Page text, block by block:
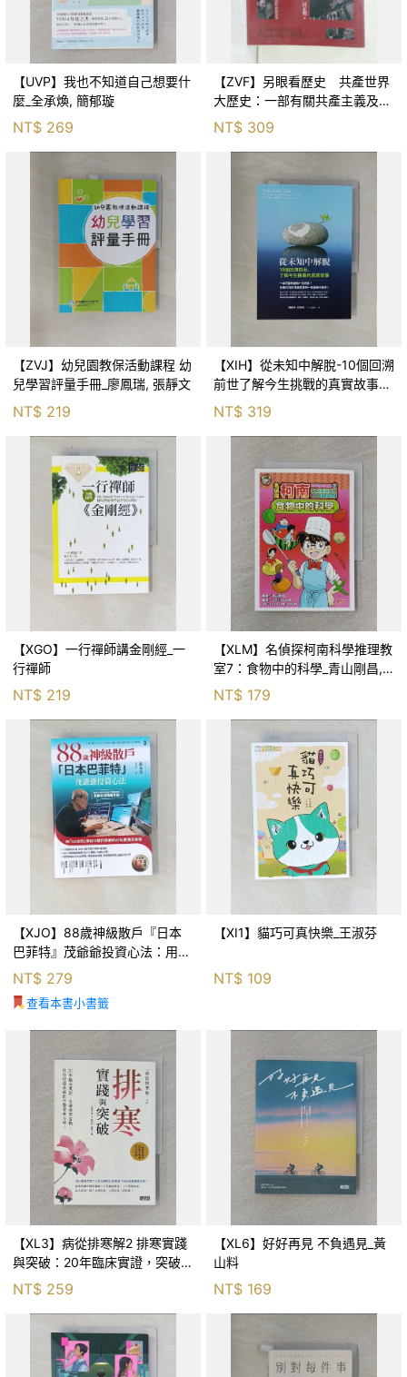
【UVP】我也不知道自己想要什
麼_全承煥, 簡郁璇
NT$ 269
【ZVF】另眼看歷史 共產世界
大歷史：一部有關共產主義及共
產黨兩百年的興衰史_呂正理
NT$ 309
【ZVJ】幼兒園教保活動課程 幼
兒學習評量手冊_廖鳳瑞, 張靜文
NT$ 219
【XIH】從未知中解脫-10個回溯
前世了解今生挑戰的真實故事_
羅伯特．舒
NT$ 319
【XGO】一行禪師講金剛經_一
行禪師
NT$ 219
【XLM】名偵探柯南科學推理教
室7：食物中的科學_青山剛昌,
NT$ 179
【XJO】88歲神級散戶『日本
巴菲特』茂爺爺投資心法：用
「126法則」滾出18億円資產的
69年股海交易術_藤本茂, 賴惠
鈴
NT$ 279
查看本書小書籤
【XI1】貓巧可真快樂_王淑芬
NT$ 109
【XL3】病從排寒解2 排寒實踐
與突破：20年臨床實證，突破排
寒盲點，防治疫毒流感的中醫養
命方略！_李璧如
NT$ 259
【XL6】好好再見 不負遇見_黃
山料
NT$ 169